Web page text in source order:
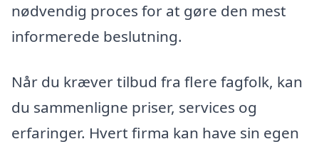
nødvendig proces for at gøre den mest
informerede beslutning.
Når du kræver tilbud fra flere fagfolk, kan
du sammenligne priser, services og
erfaringer. Hvert firma kan have sin egen